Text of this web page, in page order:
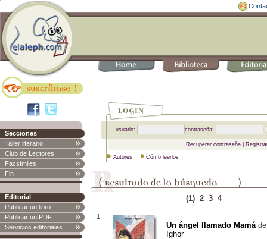
Secciones
Taller literario
Club de Lectores
Facsímiles
Fin
Editorial
Publicar un libro
Publicar un PDF
Servicios editoriales
usuario: contraseña:
Recuperar contraseña|
Autores Cómo leerlos
(1) 2 3 4
1.
Un ángel llamado Mamá
Ighor